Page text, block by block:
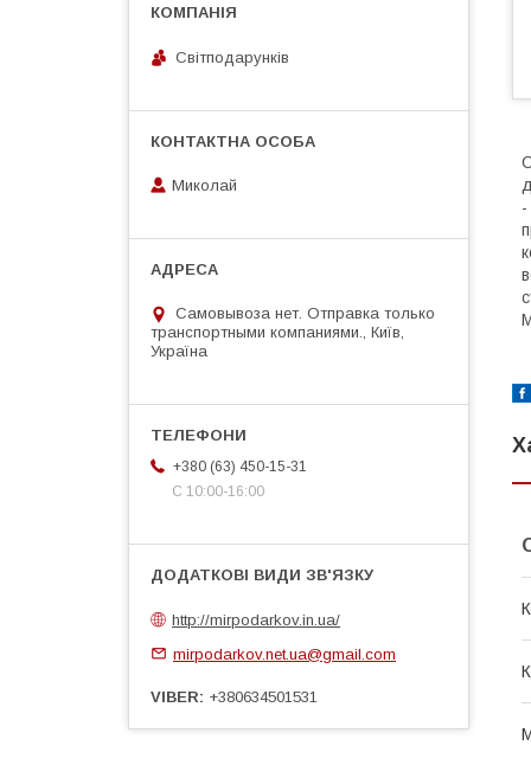
-
Світподарунків
Миколай
Самовывоза нет. Отправка только
транспортными компаниями., Київ,
Україна
+380 (63) 450-15-31
С 10:00-16:00
http://mirpodarkov.in.ua/
mirpodarkov.net.ua@gmail.com
VIBER +380634501531